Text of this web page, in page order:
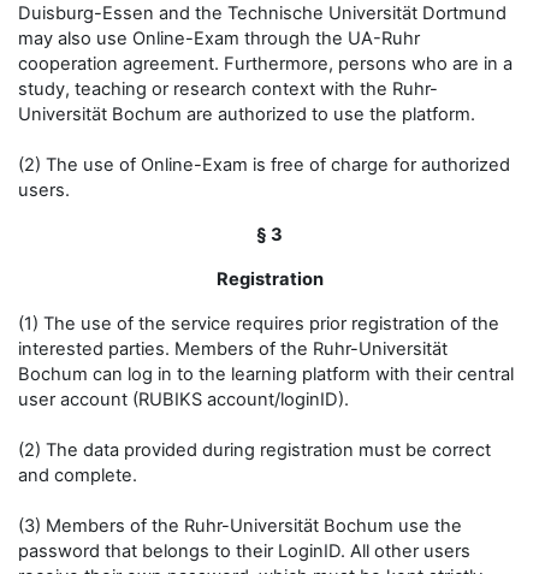
Duisburg-Essen and the Technische Universität Dortmund
may also use Online-Exam through the UA-Ruhr
cooperation agreement. Furthermore, persons who are in a
study, teaching or research context with the Ruhr-
Universität Bochum are authorized to use the platform.
(2) The use of Online-Exam is free of charge for authorized
users.
§ 3
Registration
(1) The use of the service requires prior registration of the
interested parties. Members of the Ruhr-Universität
Bochum can log in to the learning platform with their central
user account (RUBIKS account/loginID).
(2) The data provided during registration must be correct
and complete.
(3) Members of the Ruhr-Universität Bochum use the
password that belongs to their LoginID. All other users